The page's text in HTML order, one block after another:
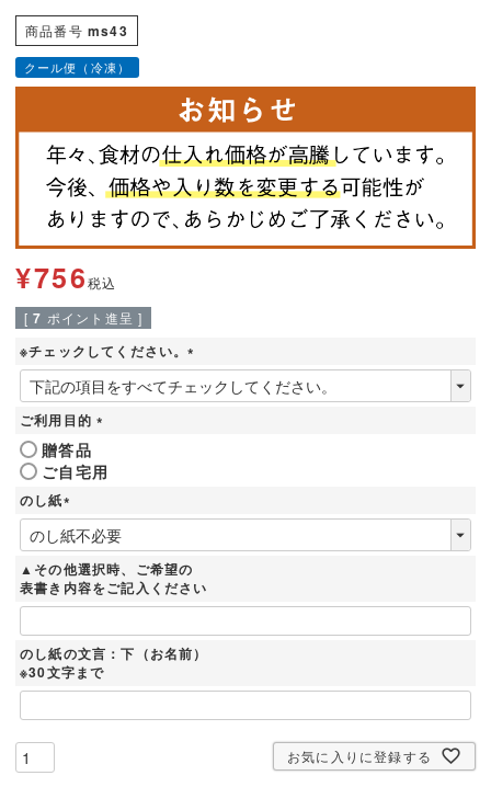
商品番号 ms43
クール便（冷凍）
¥756税込
[ 7 ポイント進呈 ]
※チェックしてください。
(
必
ご利用目的
必
須
贈答品
ご自宅用
のし紙
(
必
須
)
▲その他選択時、ご希望の
表書き内容をご記入ください
のし紙の文言：下（お名前）
※30文字まで
お気に入りに登録する